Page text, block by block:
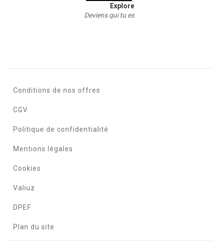
Explore
Deviens qui tu es
Conditions de nos offres
CGV
Politique de confidentialité
Mentions légales
Cookies
Valiuz
DPEF
Plan du site